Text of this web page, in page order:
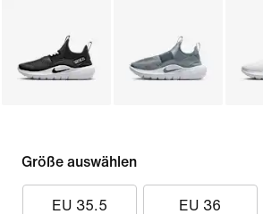
Größe auswählen
EU 35.5 EU 36